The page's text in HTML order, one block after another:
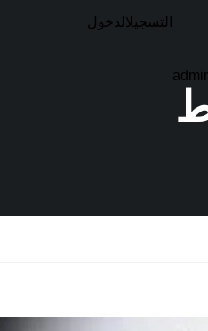
التسجيل الدخول